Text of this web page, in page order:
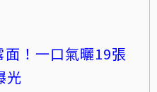
！一口氣曬19張
光